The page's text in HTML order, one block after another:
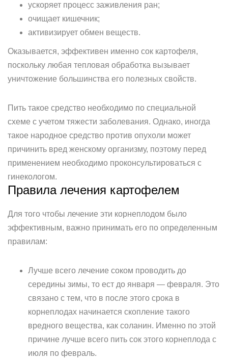
ускоряет процесс заживления ран;
очищает кишечник;
активизирует обмен веществ.
Оказывается, эффективен именно сок картофеля,
поскольку любая тепловая обработка вызывает
уничтожение большинства его полезных свойств.
Пить такое средство необходимо по специальной
схеме с учетом тяжести заболевания. Однако, иногда
такое народное средство против опухоли может
причинить вред женскому организму, поэтому перед
применением необходимо проконсультироваться с
гинекологом.
Правила лечения картофелем
Для того чтобы лечение эти корнеплодом было
эффективным, важно принимать его по определенным
правилам:
Лучше всего лечение соком проводить до
середины зимы, то ест до января — февраля. Это
связано с тем, что в после этого срока в
корнеплодах начинается скопление такого
вредного вещества, как соланин. Именно по этой
причине лучше всего пить сок этого корнеплода с
июля по февраль.